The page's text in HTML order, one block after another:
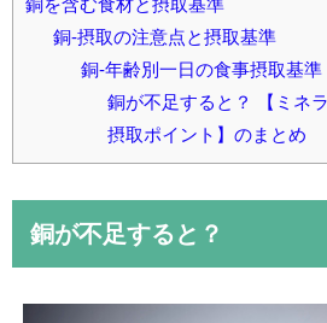
銅を含む食材と摂取基準
銅-摂取の注意点と摂取基準
銅-年齢別一日の食事摂取基準
銅が不足すると？ 【ミネ
摂取ポイント】のまとめ
銅が不足すると？